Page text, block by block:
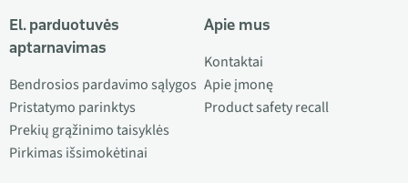
El. parduotuvės
aptarnavimas
Bendrosios pardavimo sąlygos
Pristatymo parinktys
Prekių grąžinimo taisyklės
Pirkimas išsimokėtinai
Apie mus
Kontaktai
Apie įmonę
Product safety recall